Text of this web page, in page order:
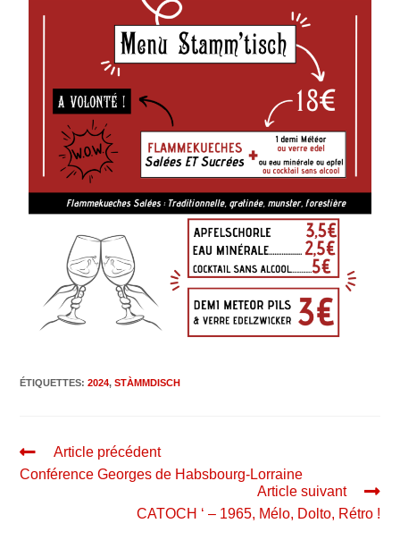
ÉTIQUETTES:2024, STÀMMDISCH
Article précédent
Conférence Georges de Habsbourg-Lorraine
Article suivant
CATOCH ‘ – 1965, Mélo, Dolto, Rétro !